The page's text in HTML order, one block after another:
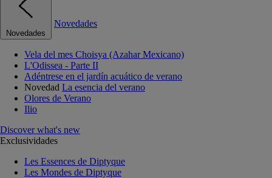
Novedades
Novedades
Vela del mes Choisya (Azahar Mexicano)
L'Odissea - Parte II
Adéntrese en el jardín acuático de verano
Novedad La esencia del verano
Olores de Verano
Ilio
Discover what's new
Exclusividades
Les Essences de Diptyque
Les Mondes de Diptyque